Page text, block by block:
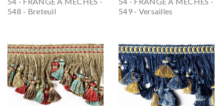
548 - Breteuil
549 - Versailles